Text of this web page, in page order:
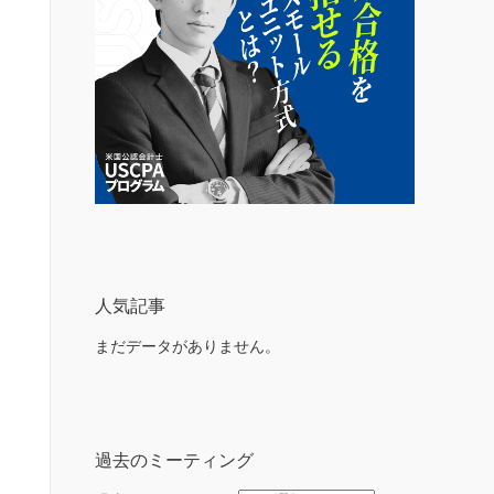
人気記事
まだデータがありません。
過去のミーティング